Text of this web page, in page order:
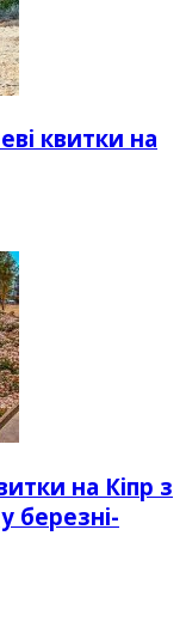
квитки на
на Кіпр з
березні-